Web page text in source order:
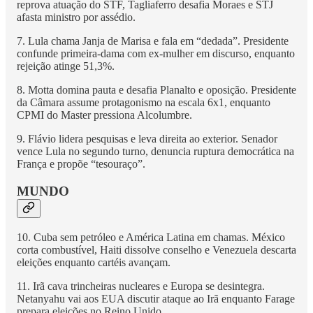
reprova atuação do STF, Tagliaferro desafia Moraes e STJ
afasta ministro por assédio.
7. Lula chama Janja de Marisa e fala em “dedada”. Presidente
confunde primeira-dama com ex-mulher em discurso, enquanto
rejeição atinge 51,3%.
8. Motta domina pauta e desafia Planalto e oposição. Presidente
da Câmara assume protagonismo na escala 6x1, enquanto
CPMI do Master pressiona Alcolumbre.
9. Flávio lidera pesquisas e leva direita ao exterior. Senador
vence Lula no segundo turno, denuncia ruptura democrática na
França e propõe “tesouraço”.
MUNDO
10. Cuba sem petróleo e América Latina em chamas. México
corta combustível, Haiti dissolve conselho e Venezuela descarta
eleições enquanto cartéis avançam.
11. Irã cava trincheiras nucleares e Europa se desintegra.
Netanyahu vai aos EUA discutir ataque ao Irã enquanto Farage